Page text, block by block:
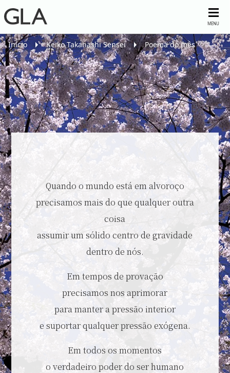
MENU
Quando o mundo está em alvoroço
precisamos mais do que qualquer outra
coisa
assumir um sólido centro de gravidade
dentro de nós.
Em tempos de provação
precisamos nos aprimorar
para manter a pressão interior
e suportar qualquer pressão exógena.
Em todos os momentos
o verdadeiro poder do ser humano
Início Keiko Takahashi Sensei Poema do mês